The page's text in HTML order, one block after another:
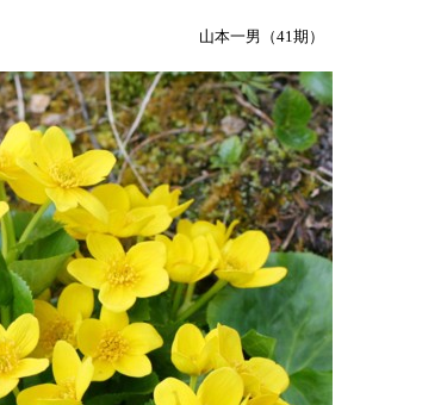
山本一男（41期）